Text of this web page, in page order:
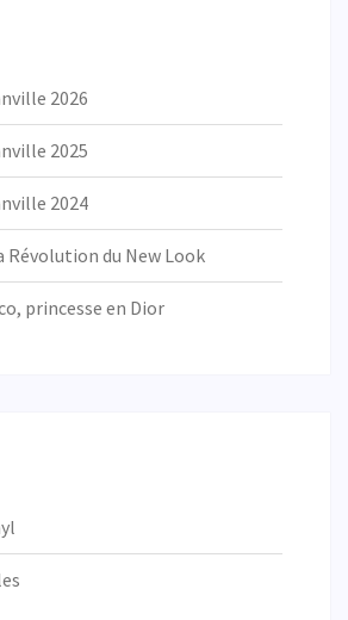
2026
2025
2024
Révolution du New Look
princesse en Dior